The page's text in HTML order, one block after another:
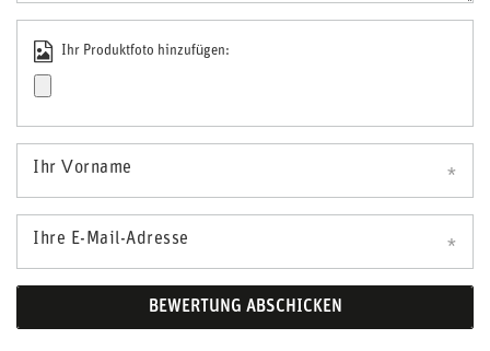
Ihr Produktfoto hinzufügen:
Ihr Vorname
Ihre E-Mail-Adresse
BEWERTUNG ABSCHICKEN